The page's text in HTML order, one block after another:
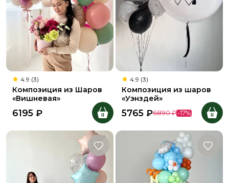
4.9 (3)
Композиция из Шаров
«Вишневая»
6195 ₽
4.9 (3)
Композиция из шаров
«Уэнздей»
5765 ₽6890 ₽-17%